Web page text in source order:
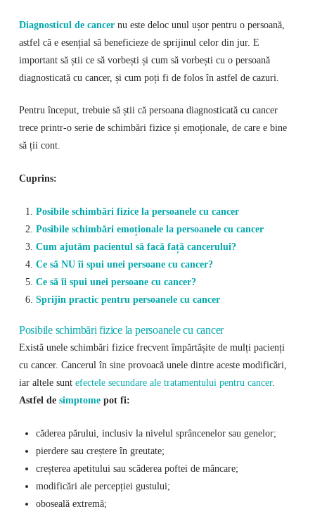
Diagnosticul de cancernu este deloc unul ușor pentru o persoană,
astfel că e esențial să beneficieze de sprijinul celor din jur. E
important să știi ce să vorbești și cum să vorbești cu o persoană
diagnosticată cu cancer, și cum poți fi de folos în astfel de cazuri.
Pentru început, trebuie să știi că persoana diagnosticată cu cancer
trece printr-o serie de schimbări fizice și emoționale, de care e bine
să ții cont.
Cuprins:
Posibile schimbări fizice la persoanele cu cancer
Posibile schimbări emoționale la persoanele cu cancer
Cum ajutăm pacientul să facă față cancerului?
Ce să NU îi spui unei persoane cu cancer?
Ce să îi spui unei persoane cu cancer?
Sprijin practic pentru persoanele cu cancer
Posibile schimbări fizice la persoanele cu cancer
Există unele schimbări fizice frecvent împărtășite de mulți pacienți
cu cancer. Cancerul în sine provoacă unele dintre aceste modificări,
iar altele sunt efectele secundare ale tratamentului pentru cancer.
Astfel de simptomepot fi:
căderea părului, inclusiv la nivelul sprâncenelor sau genelor;
pierdere sau creștere în greutate;
creșterea apetitului sau scăderea poftei de mâncare;
modificări ale percepției gustului;
oboseală extremă;